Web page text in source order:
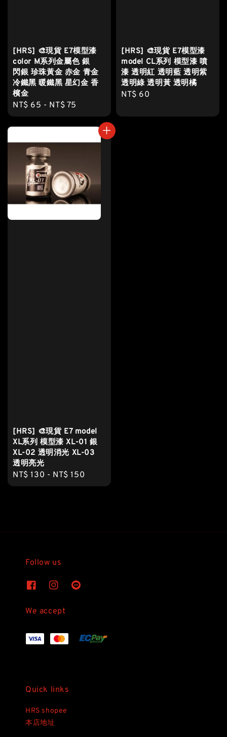
[HRS] 🎨現貨 E7模型漆
color M系列金屬色 銀
閃銀 珍珠黃金 赤金 青金
冷鐵黑 暖鐵黑 星幻金 香
檳金
Regular
price
NT$ 65 - NT$ 75
[HRS] 🎨現貨 E7模型漆
model CL系列 模型漆 噴
漆 透明紅 透明藍 透明紫
透明綠 透明黃 透明橘
Regular
NT$ 60
[HRS] 🎨現貨 E7 model
XL系列 模型漆 XL-01 銀
XL-02 透明消光 XL-03
透明亮光
Regular
price
NT$ 130 - NT$ 150
Follow us
We accept
Quick links
HRS shopee
本店地址